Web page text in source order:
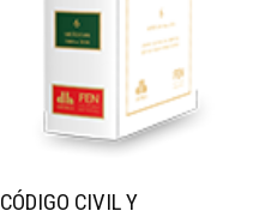
CÓDIGO CIVIL Y